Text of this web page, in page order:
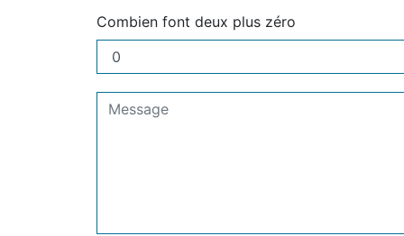
Combien font deux plus zéro